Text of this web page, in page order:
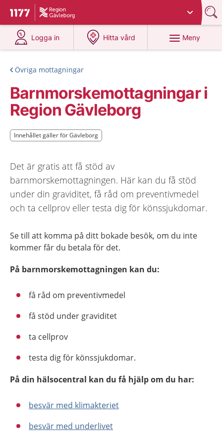
Till startsidan för 1177
Du har valt region
Logga in
på 1177.se
Hitta vård
på 1177.se
Meny
Övriga mottagningar
Barnmorskemottagningar i
Region Gävleborg
Innehållet gäller för Gävleborg
Innehållet gäller för Gävleborg
Det är gratis att få stöd av
barnmorskemottagningen. Här kan du få stöd
under din graviditet, få råd om preventivmedel
och ta cellprov eller testa dig för könssjukdomar.
Se till att komma på ditt bokade besök, om du inte
kommer får du betala för det.
På barnmorskemottagningen kan du:
få råd om preventivmedel
få stöd under graviditet
ta cellprov
testa dig för könssjukdomar.
På din hälsocentral kan du få hjälp om du har:
besvär med klimakteriet
besvär med underlivet